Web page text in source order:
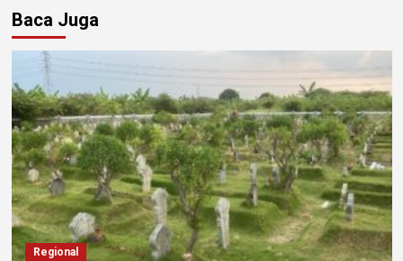
Baca Juga
Regional